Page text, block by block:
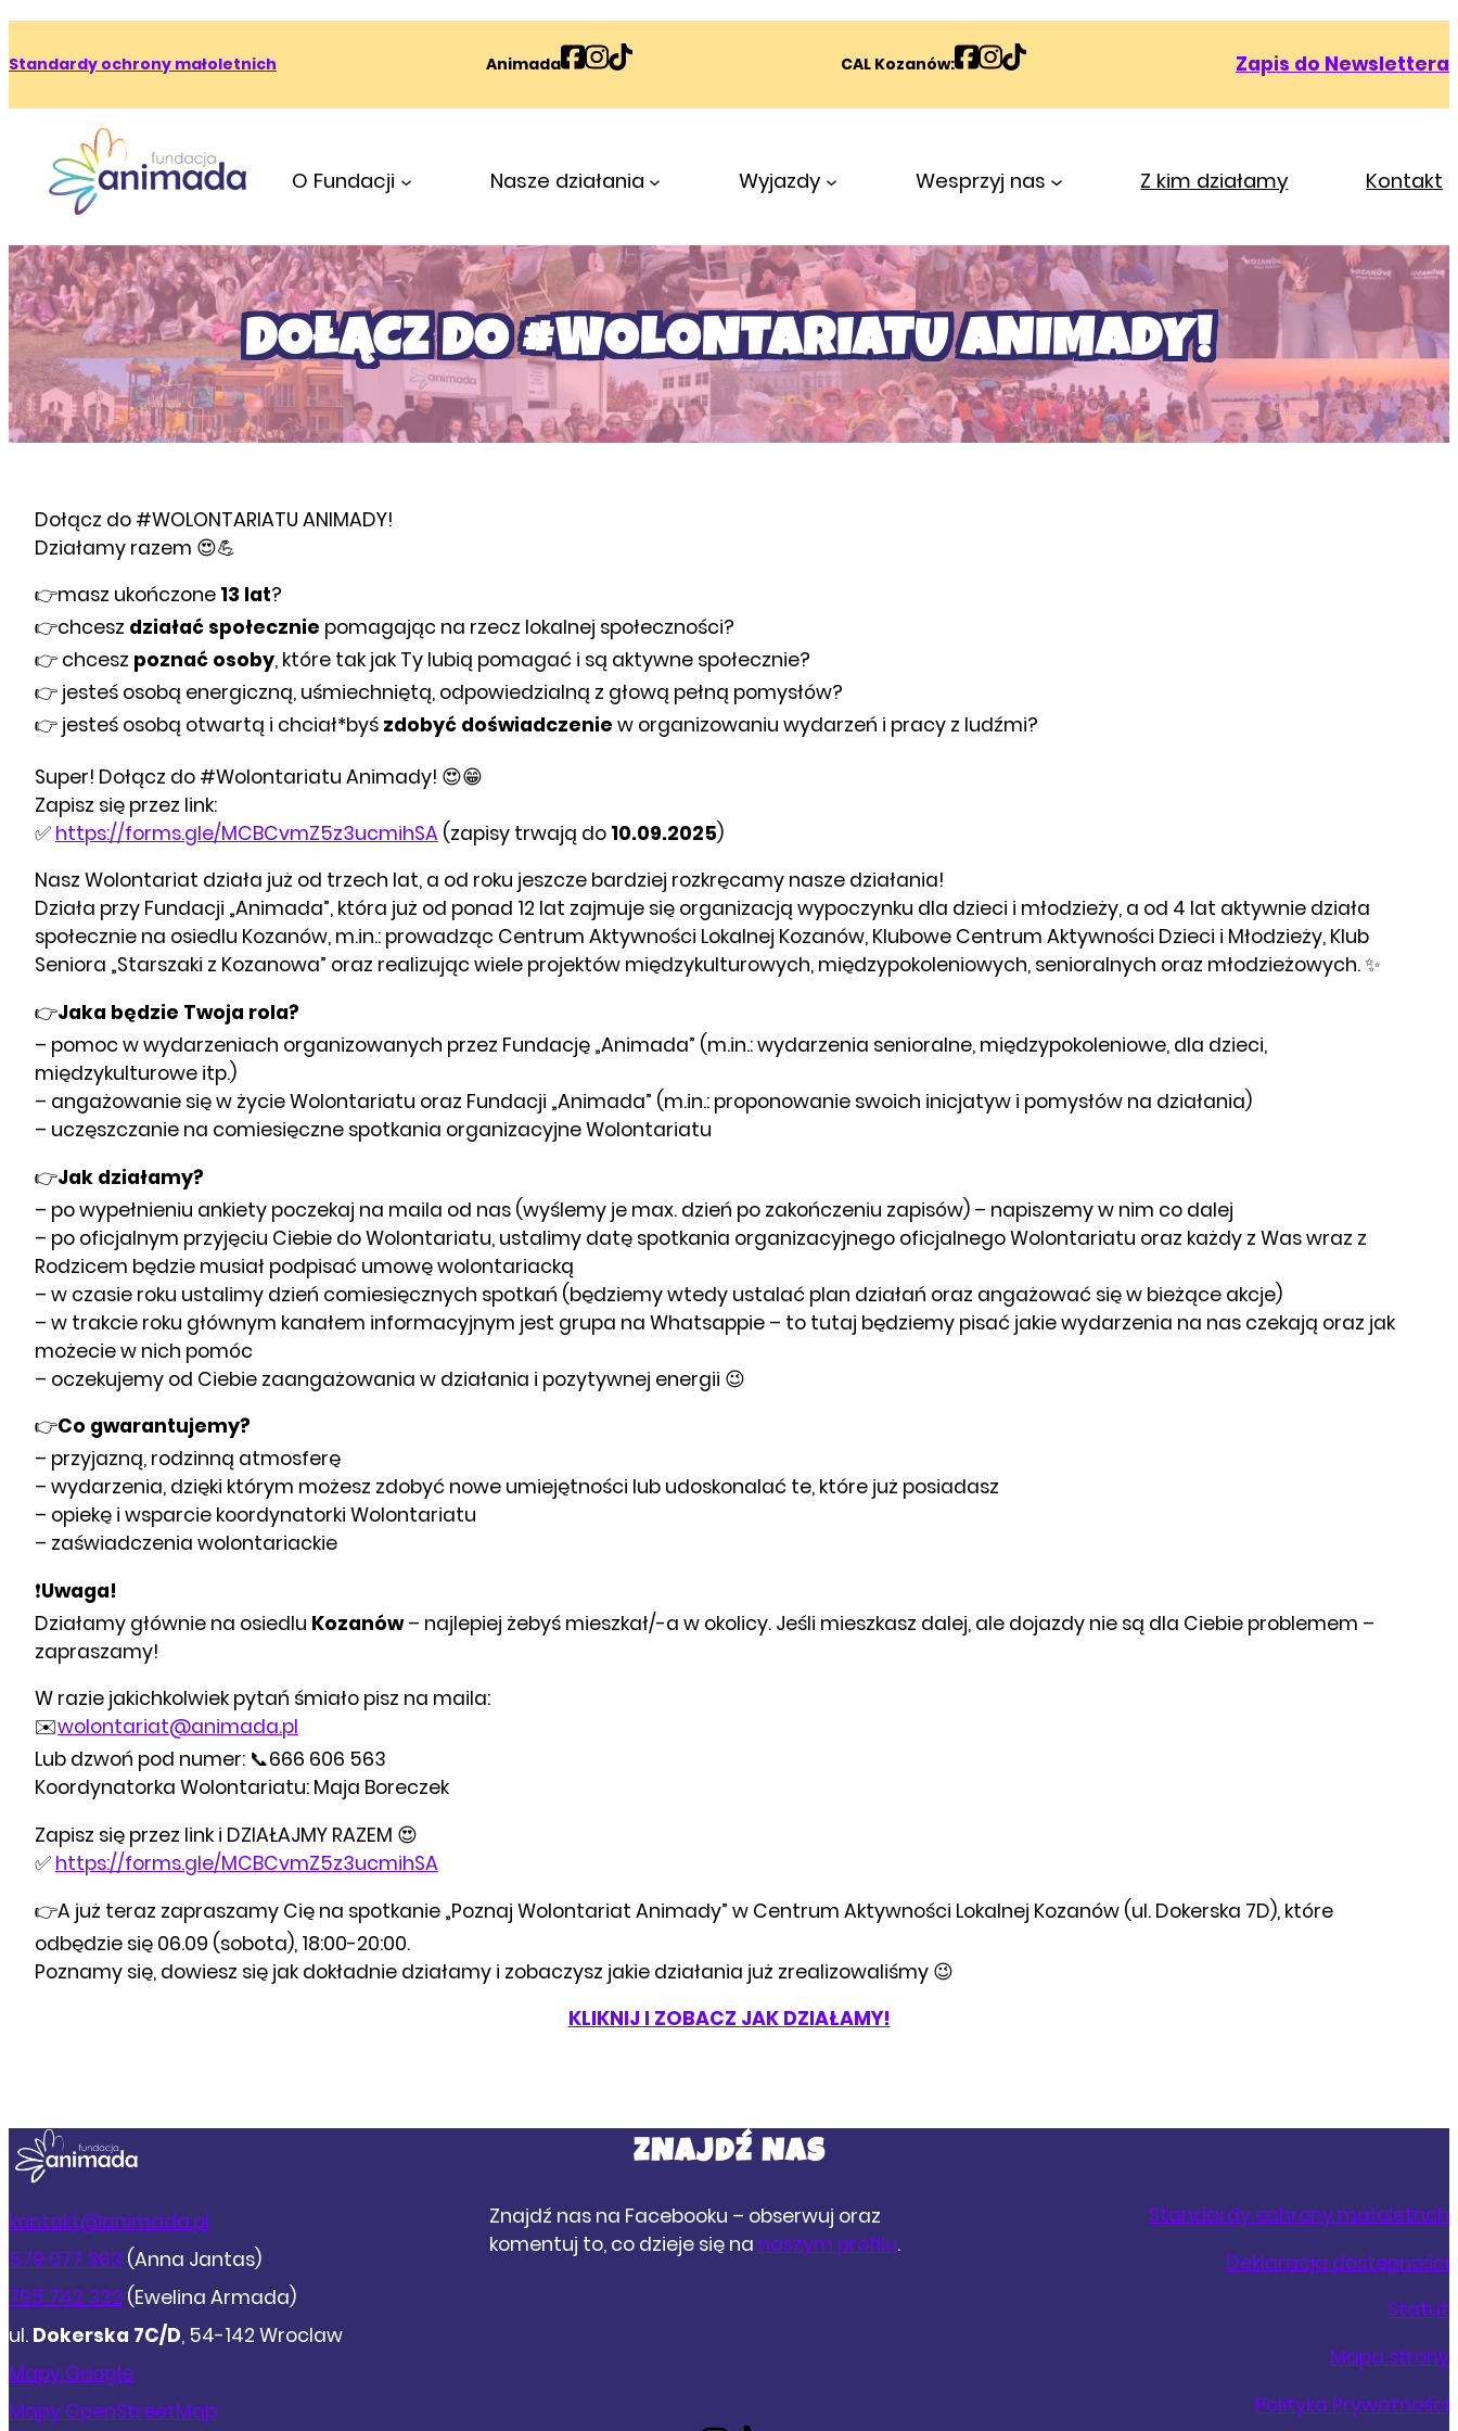
Standardy ochrony małoletnich Animada CAL Kozanów: Zapis do Newslettera
O Fundacji Nasze działania Wyjazdy Wesprzyj nas Z kim działamy Kontakt
DOŁĄCZ DO #WOLONTARIATU ANIMADY!
Dołącz do #WOLONTARIATU ANIMADY!
Działamy razem 😍💪
👉masz ukończone 13 lat?
👉chcesz działać społecznie pomagając na rzecz lokalnej społeczności?
👉 chcesz poznać osoby, które tak jak Ty lubią pomagać i są aktywne społecznie?
👉 jesteś osobą energiczną, uśmiechniętą, odpowiedzialną z głową pełną pomysłów?
👉 jesteś osobą otwartą i chciał*byś zdobyć doświadczenie w organizowaniu wydarzeń i pracy z ludźmi?
Super! Dołącz do #Wolontariatu Animady! 😍😁
Zapisz się przez link:
✅ https://forms.gle/MCBCvmZ5z3ucmihSA (zapisy trwają do 10.09.2025)
Nasz Wolontariat działa już od trzech lat, a od roku jeszcze bardziej rozkręcamy nasze działania!
Działa przy Fundacji „Animada”, która już od ponad 12 lat zajmuje się organizacją wypoczynku dla dzieci i młodzieży, a od 4 lat aktywnie działa
społecznie na osiedlu Kozanów, m.in.: prowadząc Centrum Aktywności Lokalnej Kozanów, Klubowe Centrum Aktywności Dzieci i Młodzieży, Klub
Seniora „Starszaki z Kozanowa” oraz realizując wiele projektów międzykulturowych, międzypokoleniowych, senioralnych oraz młodzieżowych. ✨
👉Jaka będzie Twoja rola?
– pomoc w wydarzeniach organizowanych przez Fundację „Animada” (m.in.: wydarzenia senioralne, międzypokoleniowe, dla dzieci,
międzykulturowe itp.)
– angażowanie się w życie Wolontariatu oraz Fundacji „Animada” (m.in.: proponowanie swoich inicjatyw i pomysłów na działania)
– uczęszczanie na comiesięczne spotkania organizacyjne Wolontariatu
👉Jak działamy?
– po wypełnieniu ankiety poczekaj na maila od nas (wyślemy je max. dzień po zakończeniu zapisów) – napiszemy w nim co dalej
– po oficjalnym przyjęciu Ciebie do Wolontariatu, ustalimy datę spotkania organizacyjnego oficjalnego Wolontariatu oraz każdy z Was wraz z
Rodzicem będzie musiał podpisać umowę wolontariacką
– w czasie roku ustalimy dzień comiesięcznych spotkań (będziemy wtedy ustalać plan działań oraz angażować się w bieżące akcje)
– w trakcie roku głównym kanałem informacyjnym jest grupa na Whatsappie – to tutaj będziemy pisać jakie wydarzenia na nas czekają oraz jak
możecie w nich pomóc
– oczekujemy od Ciebie zaangażowania w działania i pozytywnej energii 😉
👉Co gwarantujemy?
– przyjazną, rodzinną atmosferę
– wydarzenia, dzięki którym możesz zdobyć nowe umiejętności lub udoskonalać te, które już posiadasz
– opiekę i wsparcie koordynatorki Wolontariatu
– zaświadczenia wolontariackie
❗️Uwaga!
Działamy głównie na osiedlu Kozanów– najlepiej żebyś mieszkał/-a w okolicy. Jeśli mieszkasz dalej, ale dojazdy nie są dla Ciebie problemem –
zapraszamy!
W razie jakichkolwiek pytań śmiało pisz na maila:
✉️wolontariat@animada.pl
Lub dzwoń pod numer: 📞666 606 563
Koordynatorka Wolontariatu: Maja Boreczek
Zapisz się przez link i DZIAŁAJMY RAZEM 😍
✅ https://forms.gle/MCBCvmZ5z3ucmihSA
👉A już teraz zapraszamy Cię na spotkanie „Poznaj Wolontariat Animady” w Centrum Aktywności Lokalnej Kozanów (ul. Dokerska 7D), które
odbędzie się 06.09 (sobota), 18:00-20:00.
Poznamy się, dowiesz się jak dokładnie działamy i zobaczysz jakie działania już zrealizowaliśmy 😉
KLIKNIJ I ZOBACZ JAK DZIAŁAMY!
kontakt@animada.pl
579 077 363 (Anna Jantas)
795 742 332 (Ewelina Armada)
ul. Dokerska 7C/D, 54-142 Wroclaw
Mapy Google
Mapy OpenStreetMap
ZNAJDŹ NAS
Znajdź nas na Facebooku – obserwuj oraz
komentuj to, co dzieje się na naszym profilu.
Standardy ochrony małoletnch
Deklaracja dostępności
Statut
Mapa strony
Polityka Prywatności